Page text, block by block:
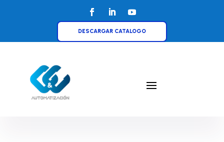
DESCARGAR CATALOGO